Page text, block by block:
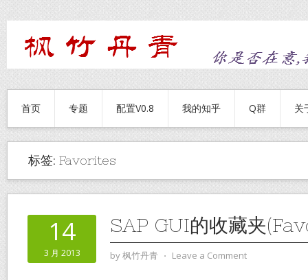
首页 专题 配置V0.8 我的知乎 Q群 关
标签: Favorites
14
3 月 2013
SAP GUI的收藏夹
by枫竹丹青 ⋅ Leave a Comment